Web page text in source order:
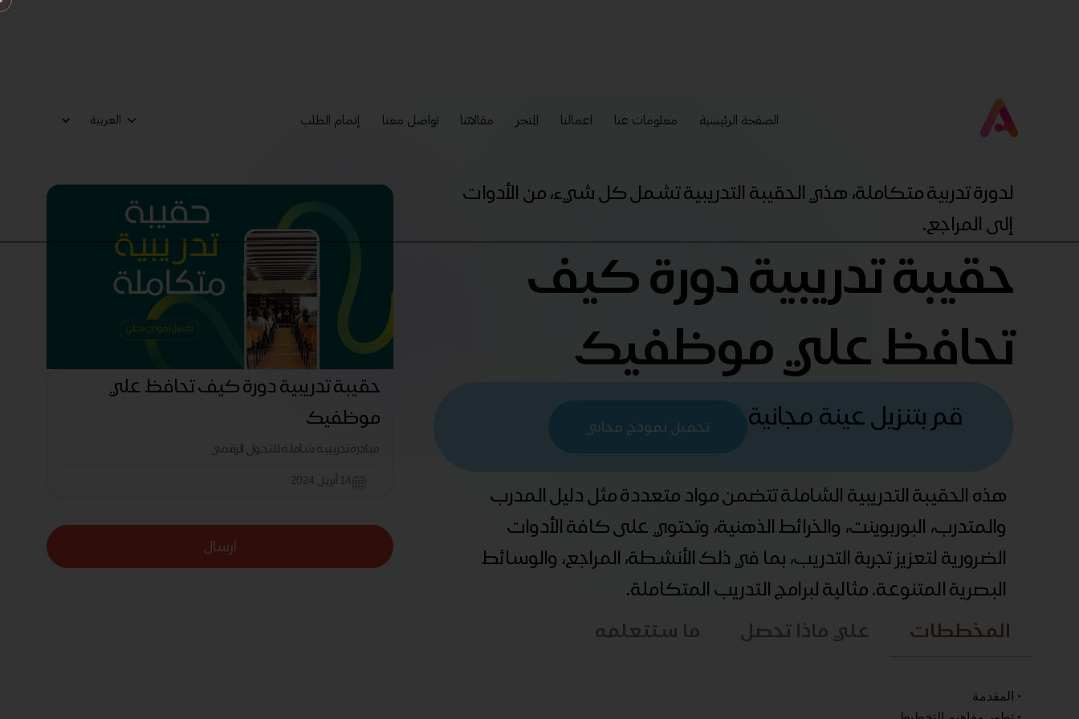
الصفحة الرئيسية معلومات عنا اعمالنا المتجر مقالاتنا تواصل معنا إتمام الطلب
لدورة تدربية متكاملة، هذي الحقيبة التدريبية تشمل كل شيء، من الأدوات
إلى المراجع.
حقيبة تدريبية دورة كيف
تحافظ علي موظفيك
قم بتنزيل عينة مجانية تحميل نموذج مجاني
هذه الحقيبة التدريبية الشاملة تتضمن مواد متعددة مثل دليل المدرب
والمتدرب، البوربوينت، والخرائط الذهنية، وتحتوي على كافة الأدوات
الضرورية لتعزيز تجربة التدريب، بما في ذلك الأنشطة، المراجع، والوسائط
البصرية المتنوعة. مثالية لبرامج التدريب المتكاملة.
حقيبة تدريبية دورة كيف تحافظ علي
موظفيك
مبادرة تدريبية شاملة للتحول الرقمي
14 أبريل 2024
ارسال
المخططات علي ماذا تحصل ما ستتعلمه
• المقدمة